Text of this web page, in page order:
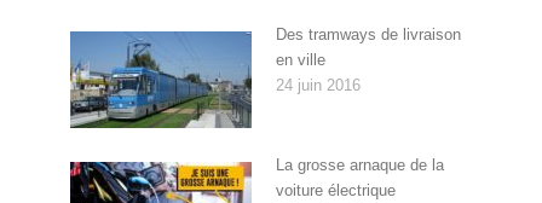
Des tramways de livraison
en ville
24 juin 2016
La grosse arnaque de la
voiture électrique